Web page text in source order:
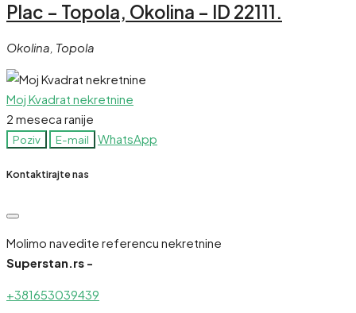
Plac – Topola, Okolina – ID 22111.
Okolina, Topola
Moj Kvadrat nekretnine
2 meseca ranije
Poziv E-mail WhatsApp
Kontaktirajte nas
Molimo navedite referencu nekretnine
Superstan.rs -
+381653039439